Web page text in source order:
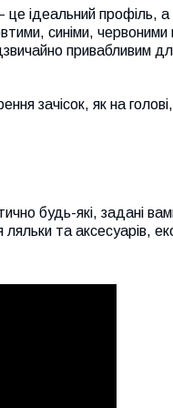
ідеальний профіль, а
синіми, червоними
привабливим
зачісок, як на голові,
будь-які, задані
та аксесуарів,